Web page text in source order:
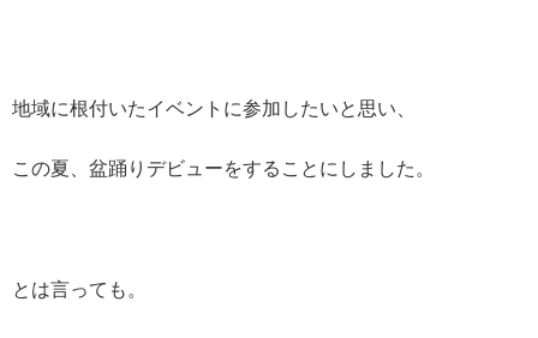
地域に根付いたイベントに参加したいと思い、
この夏、盆踊りデビューをすることにしました。
とは言っても。